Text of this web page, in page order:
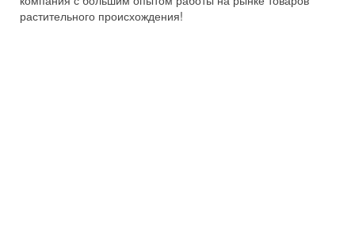
растительного происхождения!